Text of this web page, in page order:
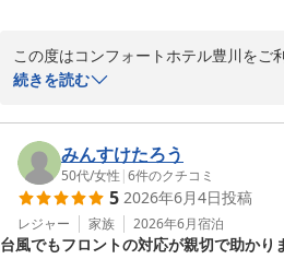
2026-08-05
この度はコンフォートホテル豊川をご
ございます。
げます。
ご感想より、当ホテルでのご滞在にご
嬉しく感じております。
当ホテルチェーンでは「Color your
お客さま一人ひとりの旅の朝に、彩り
続きを読む
みんすけたろう
50代/女性 |6件のクチコミ
5 2026年6月4日投稿
レジャー 家族 2026年6月宿泊
台風でもフロントの対応が親切で助かり